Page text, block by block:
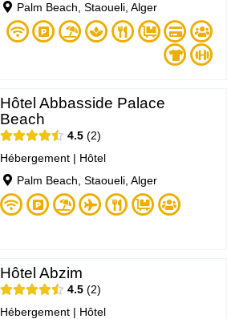
Palm Beach, Staoueli, Alger
Hôtel Abbasside Palace
Beach
4.5
2
Hébergement | Hôtel
Palm Beach, Staoueli, Alger
Hôtel Abzim
4.5
2
Hébergement | Hôtel